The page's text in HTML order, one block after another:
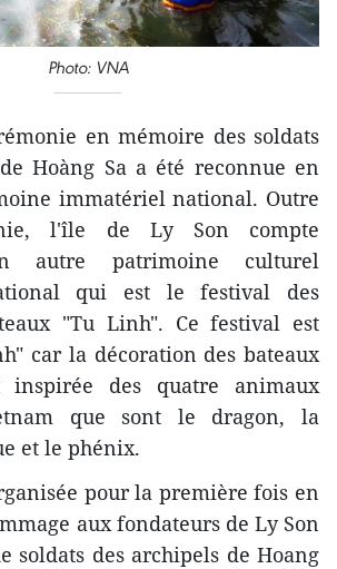
Photo: VNA
en mémoire des soldats
Hoàng Sa a été reconnue en
immatériel national. Outre
l'île de Ly Son compte
autre patrimoine culturel
qui est le festival des
"Tu Linh". Ce festival est
car la décoration des bateaux
inspirée des quatre animaux
que sont le dragon, la
et le phénix.
pour la première fois en
aux fondateurs de Ly Son
soldats des archipels de Hoang